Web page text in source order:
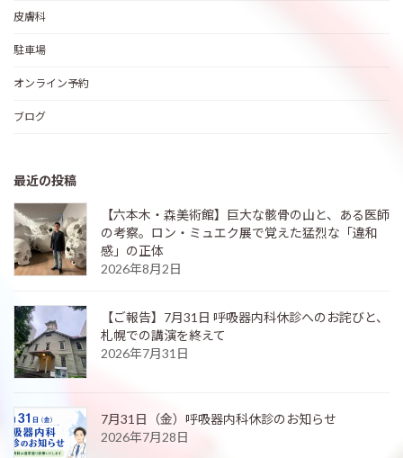
皮膚科
駐車場
オンライン予約
ブログ
最近の投稿
【六本木・森美術館】巨大な骸骨の山と、ある医師
の考察。ロン・ミュエク展で覚えた猛烈な「違和
感」の正体
2026年8月2日
【ご報告】7月31日 呼吸器内科休診へのお詫びと、
札幌での講演を終えて
2026年7月31日
7月31日（金）呼吸器内科休診のお知らせ
2026年7月28日